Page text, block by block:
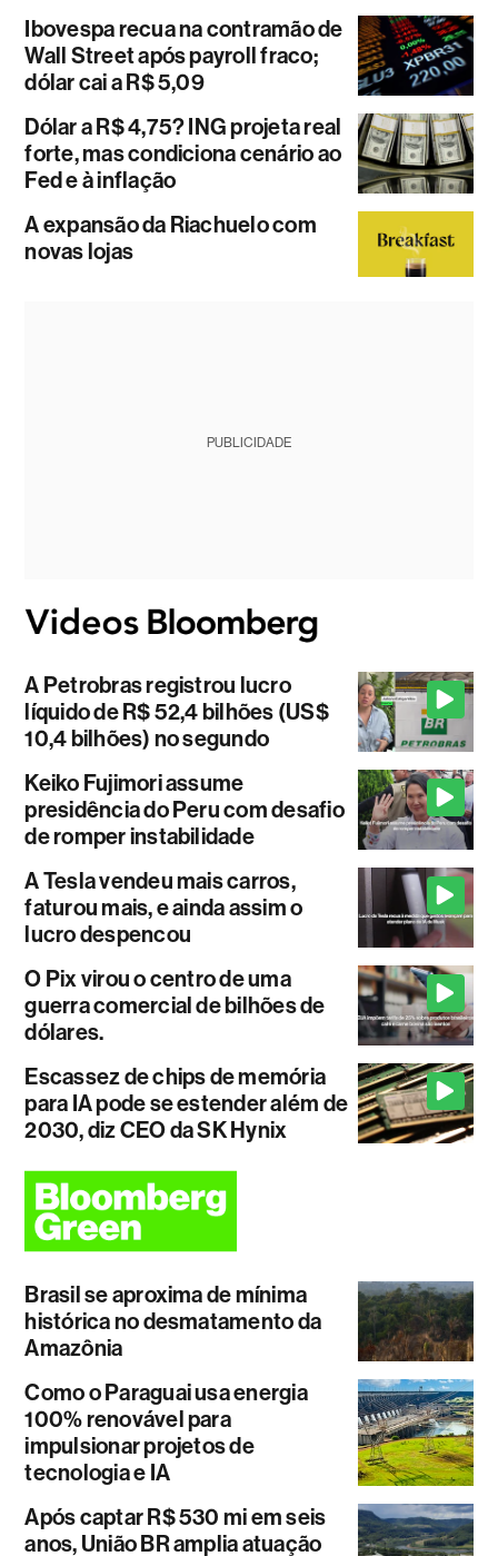
Ibovespa recua na contramão de
Wall Street após payroll fraco;
dólar cai a R$ 5,09
Dólar a R$ 4,75? ING projeta real
forte, mas condiciona cenário ao
Fed e à inflação
A expansão da Riachuelo com
novas lojas
PUBLICIDADE
A Petrobras registrou lucro
líquido de R$ 52,4 bilhões (US$
10,4 bilhões) no segundo
Keiko Fujimori assume
presidência do Peru com desafio
de romper instabilidade
A Tesla vendeu mais carros,
faturou mais, e ainda assim o
lucro despencou
O Pix virou o centro de uma
guerra comercial de bilhões de
dólares.
Escassez de chips de memória
para IA pode se estender além de
2030, diz CEO da SK Hynix
Brasil se aproxima de mínima
histórica no desmatamento da
Amazônia
Como o Paraguai usa energia
100% renovável para
impulsionar projetos de
tecnologia e IA
Após captar R$ 530 mi em seis
anos, União BR amplia atuação